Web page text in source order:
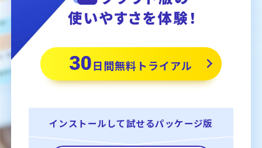
30日間無料トライアル
インストールして試せるパッケージ版